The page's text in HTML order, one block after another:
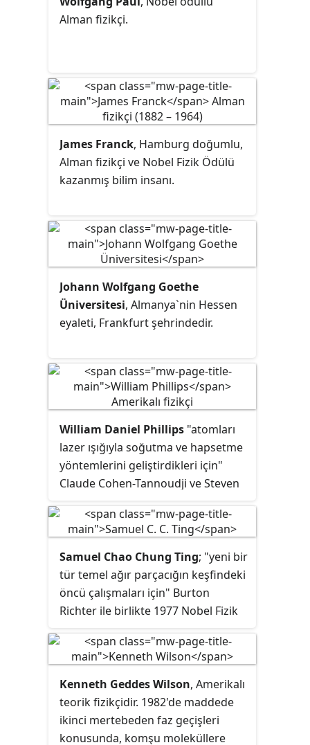
Alman fizikçi.
James Franck, Hamburg doğumlu,
Alman fizikçi ve Nobel Fizik Ödülü
kazanmış bilim insanı.
Johann Wolfgang Goethe
Üniversitesi, Almanya`nin Hessen
eyaleti, Frankfurt şehrindedir.
William Daniel Phillips "atomları
lazer ışığıyla soğutma ve hapsetme
yöntemlerini geliştirdikleri için"
Claude Cohen-Tannoudji ve Steven
Ödülü'nü kazanan fizikçidir.
Samuel Chao Chung Ting; "yeni bir
tür temel ağır parçacığın keşfindeki
öncü çalışmaları için" Burton
Richter ile birlikte 1977 Nobel Fizik
Amerikalı fizikçidir.
Kenneth Geddes Wilson, Amerikalı
teorik fizikçidir. 1982'de maddede
ikinci mertebeden faz geçişleri
konusunda, komşu moleküllere